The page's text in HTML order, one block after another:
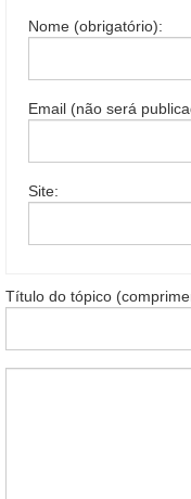
Nome (obrigatório):
Email (não será
Site:
Título do tópico